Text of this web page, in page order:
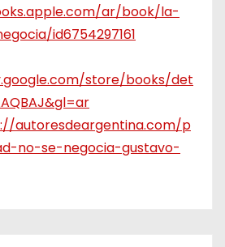
ar/book/la-
id6754297161
store/books/det
autoresdeargentina.com/p
no-se-negocia-gustavo-